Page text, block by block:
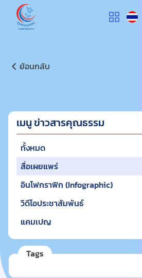
ศูนย์คุณธรรม
ย้อนกลับ
เมนู ข่าวสารคุณธรรม
ทั้งหมด
สื่อเผยแพร่
อินโฟกราฟิก (Infographic)
วิดีโอประชาสัมพันธ์
แคมเปญ
Tags